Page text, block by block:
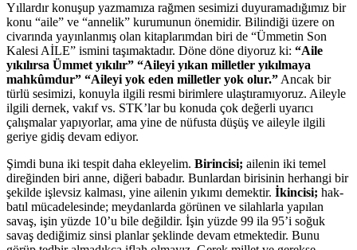
Yıllardır konuşup yazmamıza rağmen sesimizi duyuramadığımız bir
konu “aile” ve “annelik” kurumunun önemidir. Bilindiği üzere on
civarında yayınlanmış olan kitaplarımdan biri de “Ümmetin Son
Kalesi AİLE” ismini taşımaktadır. Döne döne diyoruz ki: “Aile
yıkılırsa Ümmet yıkılır” “Aileyi yıkan milletler yıkılmaya
mahkûmdur” “Aileyi yok eden milletler yok olur.” Ancak bir
türlü sesimizi, konuyla ilgili resmi birimlere ulaştıramıyoruz. Aileyle
ilgili dernek, vakıf vs. STK’lar bu konuda çok değerli uyarıcı
çalışmalar yapıyorlar, ama yine de nüfusta düşüş ve aileyle ilgili
geriye gidiş devam ediyor.
Şimdi buna iki tespit daha ekleyelim. Birincisi; ailenin iki temel
direğinden biri anne, diğeri babadır. Bunlardan birisinin herhangi bir
şekilde işlevsiz kalması, yine ailenin yıkımı demektir. İkincisi; hak-
batıl mücadelesinde; meydanlarda görünen ve silahlarla yapılan
savaş, işin yüzde 10’u bile değildir. İşin yüzde 99 ila 95’i soğuk
savaş dediğimiz sinsi planlar şeklinde devam etmektedir. Bunu